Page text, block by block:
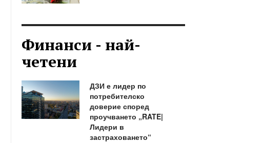
Финанси - най-
четени
ДЗИ е лидер по
потребителско
доверие според
проучването „RATE|
Лидери в
застраховането“